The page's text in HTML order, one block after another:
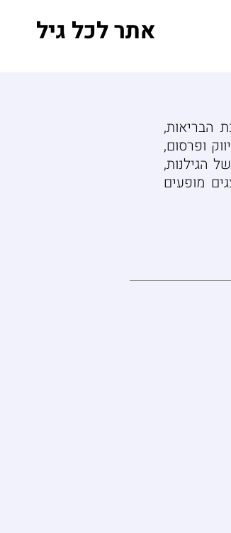
אתר לכל גיל
הבריאות,
ופרסום,
הגילנות,
מופעים